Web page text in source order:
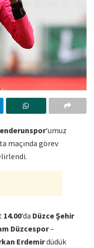
‘umuz
maçında görev
14.00‘da Düzce Şehir
Düzcespor–
Erdemirdüdük